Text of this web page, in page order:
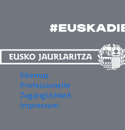
Sitemap
Professionelle
Zugänglichkeit
Impressum